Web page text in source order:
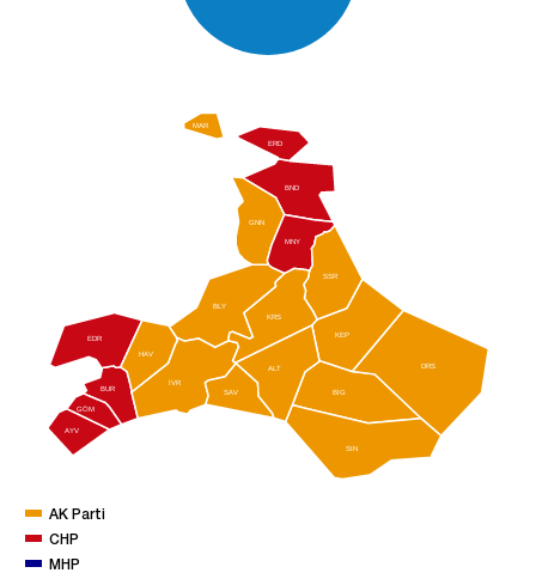
AYV
BLY
BND
BİG
BUR
DRS
EDR
ERD
GNN
HAV
İVR
KEP
MNY
SAV
SIN
SSR
MAR
GÖM
KRS
ALT
AK Parti
CHP
MHP